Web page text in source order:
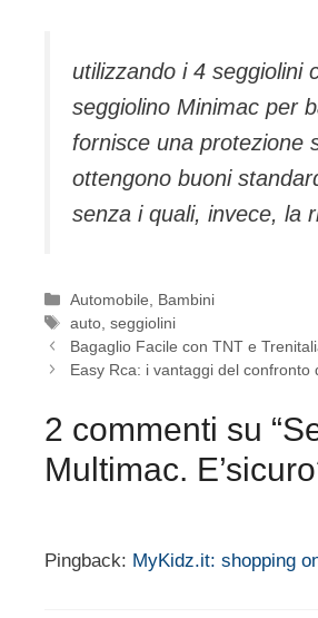
utilizzando i 4 seggiolini
seggiolino Minimac per
fornisce una protezione
ottengono buoni
senza i quali, invece, la
Categorie
Automobile
Bambini
Tag
auto ,seggiolini
Bagaglio Facile con TNT e
Easy Rca: i vantaggi del confronto
2 commenti su
Multimac.
Pingback: MyKidz.it: shopping